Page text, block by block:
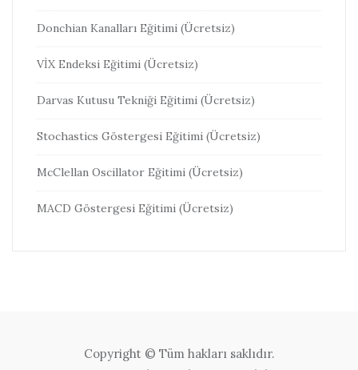
Donchian Kanalları Eğitimi (Ücretsiz)
VİX Endeksi Eğitimi (Ücretsiz)
Darvas Kutusu Tekniği Eğitimi (Ücretsiz)
Stochastics Göstergesi Eğitimi (Ücretsiz)
McClellan Oscillator Eğitimi (Ücretsiz)
MACD Göstergesi Eğitimi (Ücretsiz)
Copyright © Tüm hakları saklıdır.